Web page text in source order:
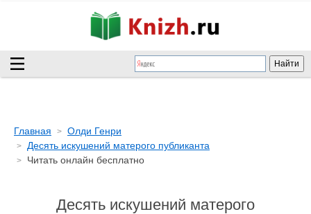
Главная
Олди Генри
Десять искушений матерого публиканта
Читать онлайн бесплатно
Десять искушений матерого